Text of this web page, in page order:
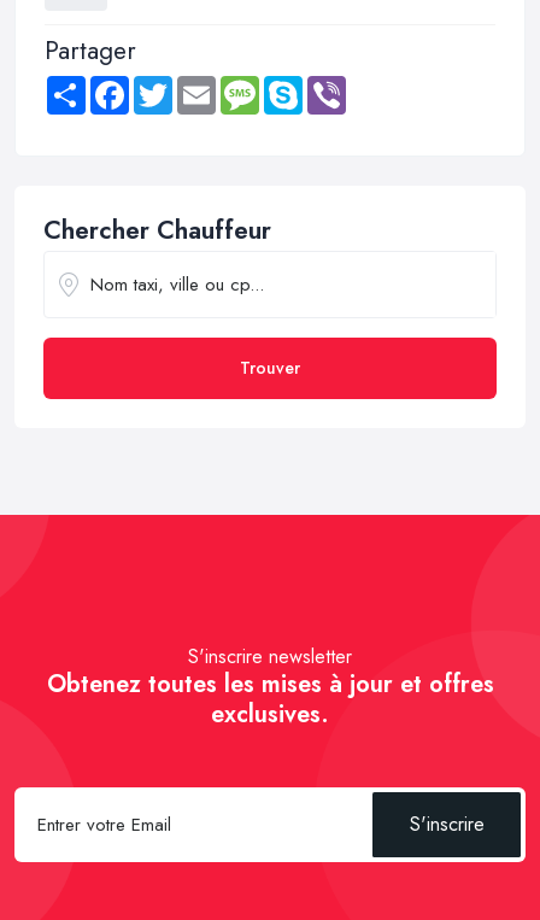
Partager
Share FacebookTwitter Email MessageSkype
Chercher Chauffeur
Trouver
S'inscrire newsletter
Obtenez toutes les mises à jour et offres
exclusives.
S'inscrire